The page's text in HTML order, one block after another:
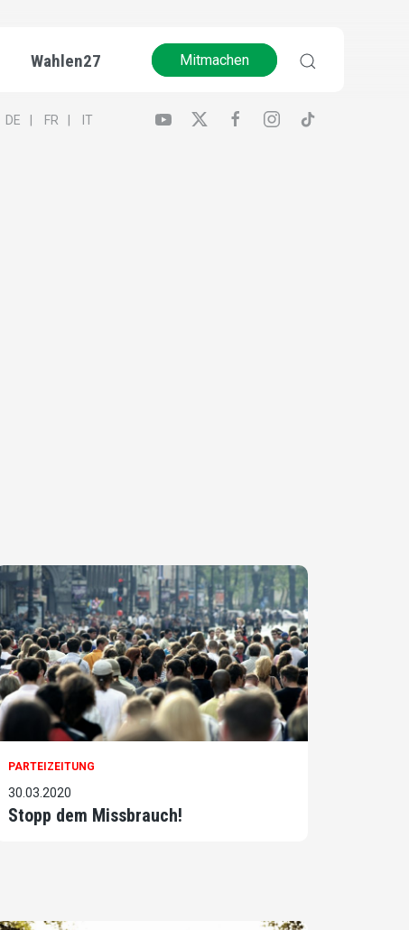
Wahlen27 Mitmachen
DE FR IT
PARTEIZEITUNG
30.03.2020
Stopp dem Missbrauch!